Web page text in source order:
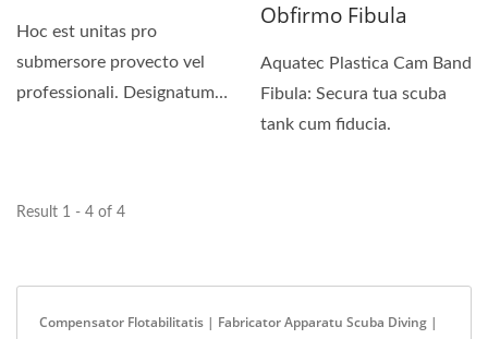
Hoc est unitas pro
submersore provecto vel
professionali. Designatum
Obfirmo Fibula
Aquatec Plastica Cam Band
Fibula: Secura tua scuba
tank cum fiducia.
Result 1 - 4 of 4
Compensator Flotabilitatis | Fabricator Apparatu Scuba Diving |